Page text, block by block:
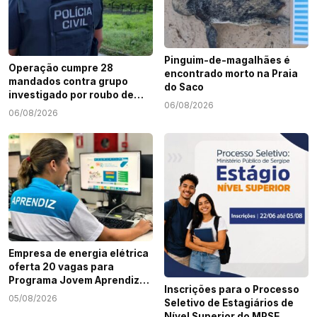
Operação cumpre 28
mandados contra grupo
investigado por roubo de
cargas e tráfico de drogas
06/08/2026
Pinguim-de-magalhães é
encontrado morto na Praia
do Saco
06/08/2026
Empresa de energia elétrica
oferta 20 vagas para
Programa Jovem Aprendiz
em Sergipe
05/08/2026
Inscrições para o Processo
Seletivo de Estagiários de